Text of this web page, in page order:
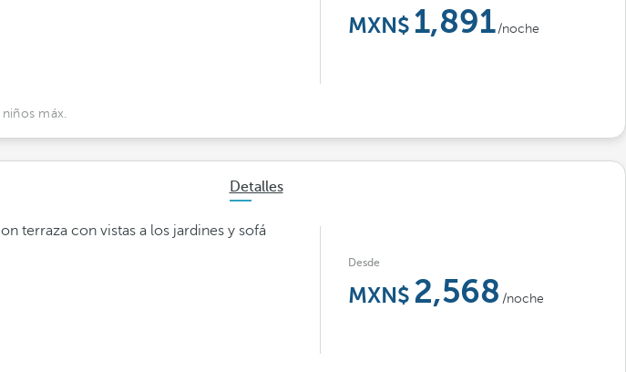
máx.
1,891 /noche
Detalles
terraza con vistas a los jardines y sofá
Desde
2,568 /noche